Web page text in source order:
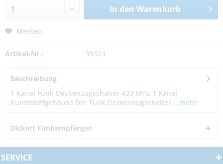
In den Warenkorb
Merken
Artikel-Nr.: 39324
Beschreibung
1 Kanal Funk Deckenzugschalter 433 MHz 1 Kanal
Kunststoffgehäuse Der Funk Deckenzugschalter... mehr
Dickert Funkempfänger
SERVICE